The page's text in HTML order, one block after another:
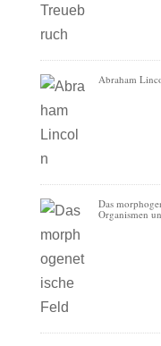
Abraham
Das
Organismen